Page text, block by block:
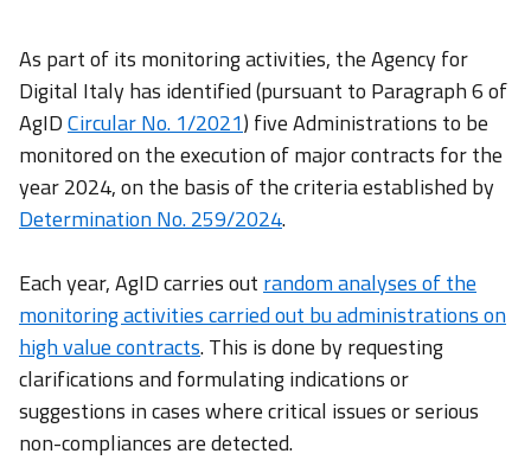
As part of its monitoring activities, the Agency for
Digital Italy has identified (pursuant to Paragraph 6 of
AgIDCircular No. 1/2021) five Administrations to be
monitored on the execution of major contracts for the
year 2024, on the basis of the criteria established by
Determination No. 259/2024.
Each year, AgID carries out random analyses of the
monitoring activities carried out bu administrations on
high value contracts. This is done by requesting
clarifications and formulating indications or
suggestions in cases where critical issues or serious
non-compliances are detected.